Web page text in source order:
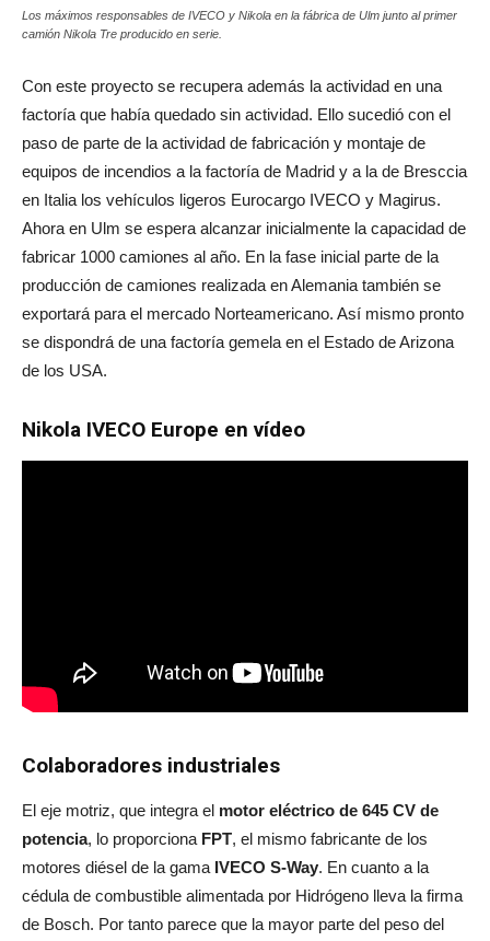
Los máximos responsables de IVECO y Nikola en la fábrica de Ulm junto al primer
camión Nikola Tre producido en serie.
Con este proyecto se recupera además la actividad en una
factoría que había quedado sin actividad. Ello sucedió con el
paso de parte de la actividad de fabricación y montaje de
equipos de incendios a la factoría de Madrid y a la de Bresccia
en Italia los vehículos ligeros Eurocargo IVECO y Magirus.
Ahora en Ulm se espera alcanzar inicialmente la capacidad de
fabricar 1000 camiones al año. En la fase inicial parte de la
producción de camiones realizada en Alemania también se
exportará para el mercado Norteamericano. Así mismo pronto
se dispondrá de una factoría gemela en el Estado de Arizona
de los USA.
Nikola IVECO Europe en vídeo
Colaboradores industriales
El eje motriz, que integra el motor eléctrico de 645 CV de
potencia, lo proporciona FPT, el mismo fabricante de los
motores diésel de la gama IVECO S-Way. En cuanto a la
cédula de combustible alimentada por Hidrógeno lleva la firma
de Bosch. Por tanto parece que la mayor parte del peso del